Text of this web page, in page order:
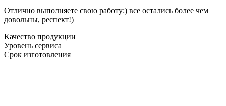
Отлично выполняете свою работу:) все остались более чем
довольны, респект!)
Качество продукции
Уровень сервиса
Срок изготовления